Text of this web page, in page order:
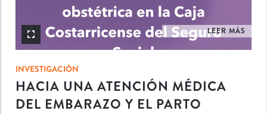
LEER MÁS
INVESTIGACIÓN
HACIA UNA ATENCIÓN MÉDICA
DEL EMBARAZO Y EL PARTO